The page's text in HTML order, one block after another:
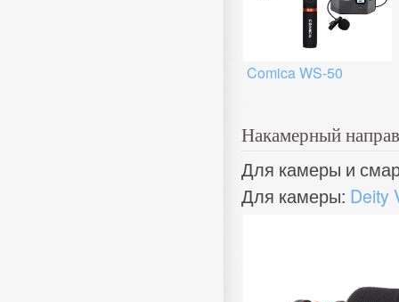
Comica WS-50
Накамерный
Для камеры и
Для камеры: Deity